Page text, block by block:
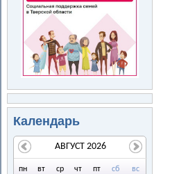
Календарь
пн вт ср чт пт сб вс
АВГУСТ 2026